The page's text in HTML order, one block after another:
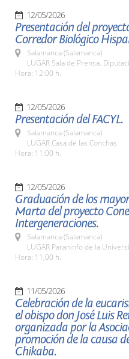
12/05/2026
Presentación del
Corredor Biológico
Salamanca (Salamanca)
LUGAR Sala de Prensa.
Hora: 12:00 h.
12/05/2026
Presentación del FACYL.
Salamanca (Salamanca)
LUGAR Casa de las Conchas
Hora: 11:00 h.
12/05/2026
Graduación de los
Marta del proyecto
Intergeneraciones.
Salamanca (Salamanca)
LUGAR Paraninfo de la
Hora: 11,00 h.
11/05/2026
Celebración de la
el obispo don José Luis
organizada por la
promoción de la causa
Chikaba.